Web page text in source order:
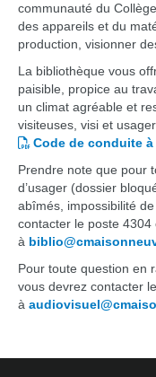
communauté du
des appareils et du
production, visionner
La bibliothèque vous
paisible, propice au
un climat agréable et
visiteuses, visi et
Code de conduite
Prendre note que pour
d’usager (dossier
abîmés, impossibilité
contacter le poste 4304
à
Pour toute question en
vous devrez contacter
à